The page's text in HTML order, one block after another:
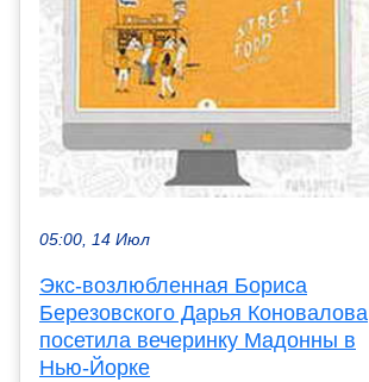
05:00, 14 Июл
Экс-возлюбленная Бориса
Березовского Дарья Коновалова
посетила вечеринку Мадонны в
Нью-Йорке